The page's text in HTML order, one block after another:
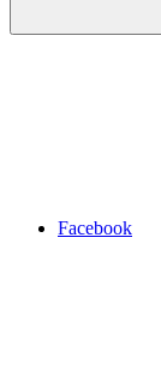
Facebook